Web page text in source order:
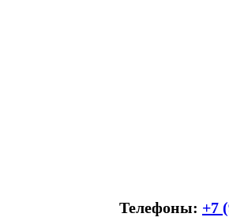
Телефоны: +7